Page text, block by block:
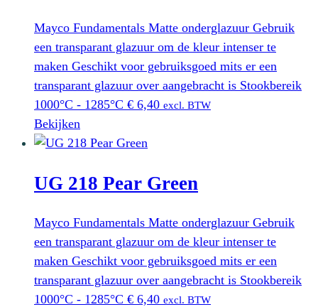
Mayco Fundamentals Matte onderglazuur Gebruik
een transparant glazuur om de kleur intenser te
maken Geschikt voor gebruiksgoed mits er een
transparant glazuur over aangebracht is Stookbereik
1000°C - 1285°C € 6,40 excl. BTW
Bekijken
UG 218 Pear Green
Mayco Fundamentals Matte onderglazuur Gebruik
een transparant glazuur om de kleur intenser te
maken Geschikt voor gebruiksgoed mits er een
transparant glazuur over aangebracht is Stookbereik
1000°C - 1285°C € 6,40 excl. BTW